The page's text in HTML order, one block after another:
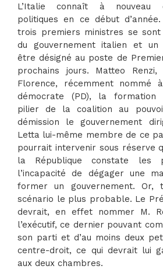
L’Italie connaît à nouveau
politiques en ce début d’année.
trois premiers ministres se
du gouvernement italien et un
être désigné au poste de
prochains jours. Matteo
Florence, récemment
démocrate (PD), la formation
pilier de la coalition au
démission le gouvernement
Letta lui-même membre de ce
pourrait intervenir sous réserve
la République constate les
l’incapacité de dégager une
former un gouvernement. Or,
scénario le plus probable. Le
devrait, en effet nommer M.
l’exécutif, ce dernier pouvant
son parti et d’au moins deux
centre-droit, ce qui devrait lui
aux deux chambres.